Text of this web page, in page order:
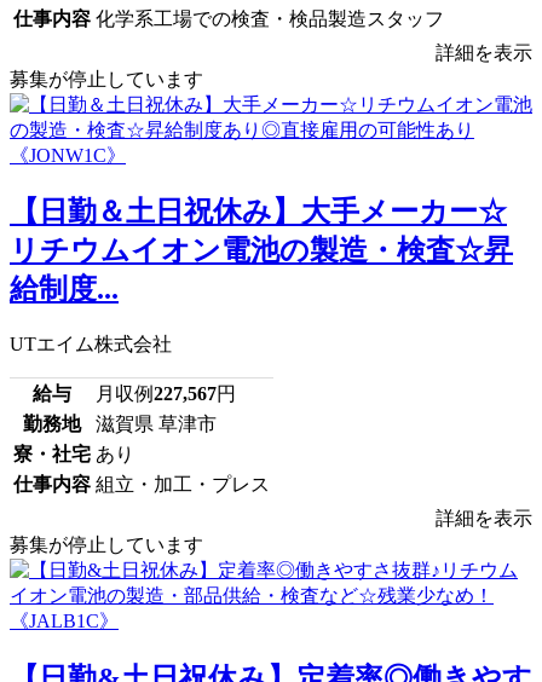
仕事内容 化学系工場での検査・検品製造スタッフ
詳細を表示
募集が停止しています
【日勤＆土日祝休み】大手メーカー☆
リチウムイオン電池の製造・検査☆昇
給制度...
UTエイム株式会社
給与 月収例227,567円
勤務地
滋賀県 草津市
寮・社宅 あり
仕事内容 組立・加工・プレス
詳細を表示
募集が停止しています